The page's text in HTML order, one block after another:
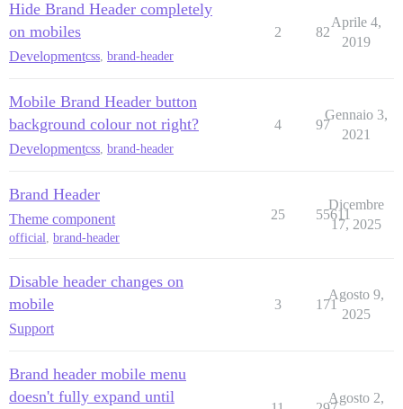
Hide Brand Header completely
on mobiles
Developmentcss, brand-header
2 82
Aprile 4,
2019
Mobile Brand Header button
background colour not right?
Developmentcss, brand-header
4 97
Gennaio 3,
2021
Brand Header
Theme component
official brand-header
25 55611
Dicembre
17, 2025
Disable header changes on
mobile
Support
3 171
Agosto 9,
2025
Brand header mobile menu
doesn't fully expand until
Agosto 2,